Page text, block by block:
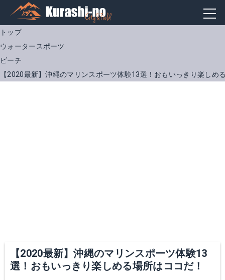
トップ
ウォータースポーツ
ビーチ
【2020最新】沖縄のマリンスポーツ体験13選！おもいっきり楽しめ
【2020最新】沖縄のマリンスポーツ体験13
選！おもいっきり楽しめる場所はココだ！